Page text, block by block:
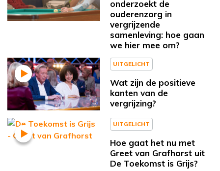
onderzoekt de
ouderenzorg in
vergrijzende
samenleving: hoe gaan
we hier mee om?
UITGELICHT
Wat zijn de positieve
kanten van de
vergrijzing?
UITGELICHT
Hoe gaat het nu met
Greet van Grafhorst uit
De Toekomst is Grijs?